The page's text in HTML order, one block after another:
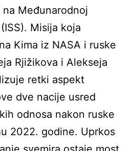
Međunarodnoj
Misija koja
Kima iz NASA i ruske
Rjižikova i Alekseja
retki aspekt
dve nacije usred
odnosa nakon ruske
2022. godine. Uprkos